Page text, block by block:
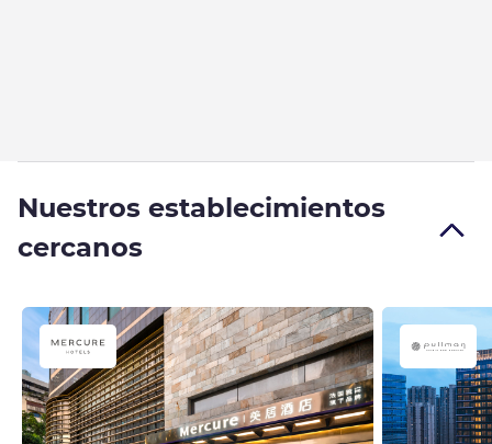
Nuestros establecimientos
cercanos